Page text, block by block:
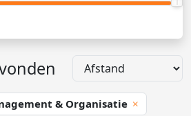
& Organisatie